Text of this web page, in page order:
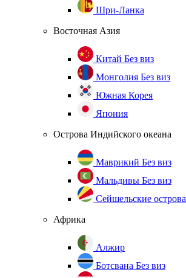
Шри-Ланка
Восточная Азия
Китай Без виз
Монголия Без виз
Южная Корея
Япония
Острова Индийского океана
Маврикий Без виз
Мальдивы Без виз
Сейшельские острова
Африка
Алжир
Ботсвана Без виз